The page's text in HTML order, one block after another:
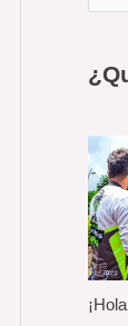
r
p
o
r